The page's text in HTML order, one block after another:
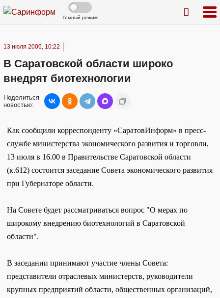
Темный режим
13 июля 2006, 10:22
В Саратовской области широко
внедрят биотехнологии
Поделиться
новостью:
Как сообщили корреспонденту «СаратовИнформ» в пресс-
службе министерства экономического развития и торговли,
13 июля в 16.00 в Правительстве Саратовской области
(к.612) состоится заседание Совета экономического развития
при Губернаторе области.
На Совете будет рассматриваться вопрос "О мерах по
широкому внедрению биотехнологий в Саратовской
области".
В заседании принимают участие члены Совета:
представители отраслевых министерств, руководители
крупных предприятий области, общественных организаций,